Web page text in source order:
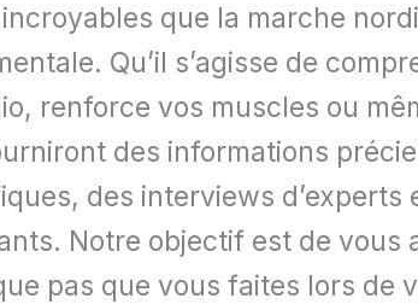
que la marche
Qu’il s’agisse de
renforce vos muscles ou
des informations
des interviews d’experts
Notre objectif est de vous
pas que vous faites lors de